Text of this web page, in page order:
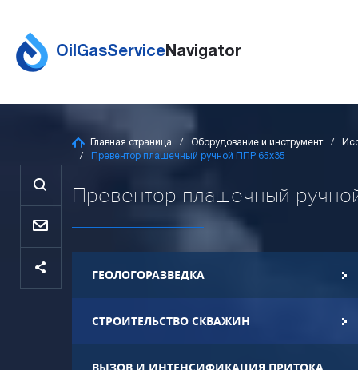
OilGasServiceNavigator
Главная страница Оборудование и инструмент
Превентор плашечный ручной ППР 65х35
Превентор плашечный
ГЕОЛОГОРАЗВЕДКА
СТРОИТЕЛЬСТВО СКВАЖИН